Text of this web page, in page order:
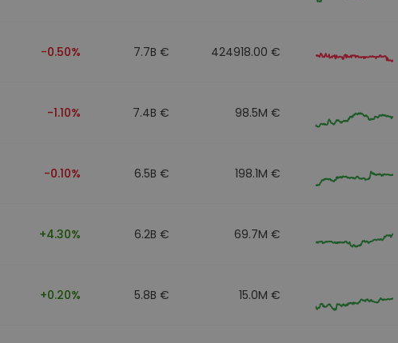
-0.50% 7.7B € 424918.00 €
-1.10% 7.4B € 98.5M €
-0.10% 6.5B € 198.1M €
+4.30% 6.2B € 69.7M €
+0.20% 5.8B € 15.0M €